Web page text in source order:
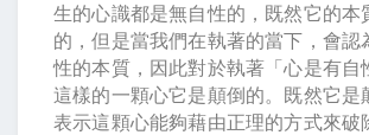
生的心識都是無自性的，既然它的本
的，但是當我們在執著的當下，會認
性的本質，因此對於執著「心是有自
這樣的一顆心它是顛倒的。既然它是
表示這顆心能夠藉由正理的方式來破